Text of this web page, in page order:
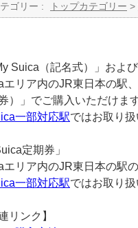
ゴリー : トップカテゴリー >
Suica（記名式）」およ
エリア内のJR東日本の駅
）」でご購入いただけます
一部対応駅ではお取り
定期券」
エリア内のJR東日本の駅
一部対応駅ではお取り扱
リンク】